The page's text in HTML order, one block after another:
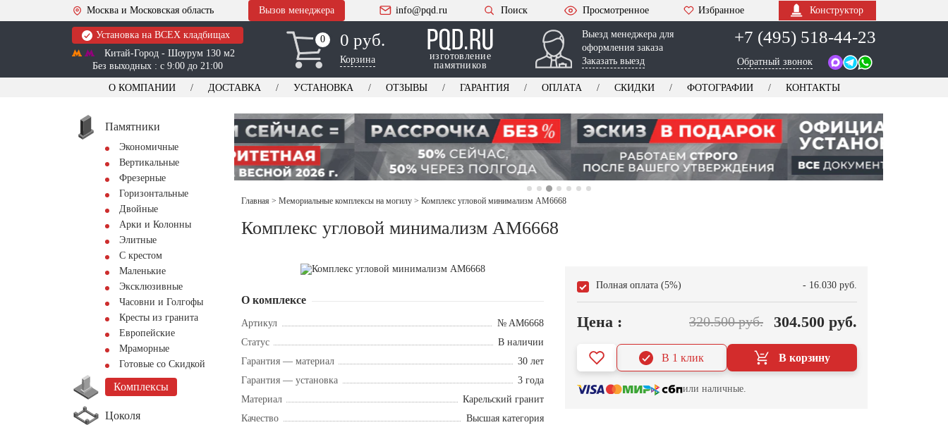
Москва и Московская область Вызов менеджера info@pqd.ru Поиск Просмотренное Избранное Конструктор
Установка на ВСЕХ кладбищах
Китай-Город - Шоурум 130 м2
Без выходных : с 9:00 до 21:00
0
0 0 руб.
Корзина
изготовление
памятников
Выезд менеджера для
оформления заказа
Заказать выезд
+7 (495) 518-44-23
Обратный звонок
О КОМПАНИИ ДОСТАВКА УСТАНОВКА ОТЗЫВЫ ГАРАНТИЯ ОПЛАТА СКИДКИ ФОТОГРАФИИ КОНТАКТЫ
Памятники
Экономичные
Вертикальные
Фрезерные
Горизонтальные
Двойные
Арки и Колонны
Элитные
С крестом
Маленькие
Эксклюзивные
Часовни и Голгофы
Кресты из гранита
Европейские
Мраморные
Готовые со Скидкой
Комплексы
Цоколя
Главная > Мемориальные комплексы на могилу > Комплекс угловой минимализм AM6668
Комплекс угловой минимализм AM6668
О комплексе
Артикул
№ AM6668
Статус
В наличии
Гарантия — материал
30 лет
Гарантия — установка
3 года
Материал
Карельский гранит
Качество
Высшая категория
Полная оплата (5%) - 16.030 руб.
Цена : 320.500 руб. 304.500 руб.
В корзину
В 1 клик
или наличные.